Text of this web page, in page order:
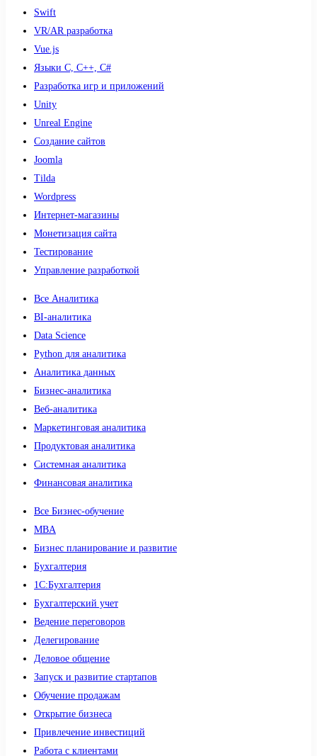
Swift
VR/AR разработка
Vue.js
Языки С, С++, С#
Разработка игр и приложений
Unity
Unreal Engine
Создание сайтов
Joomla
Tilda
Wordpress
Интернет-магазины
Монетизация сайта
Тестирование
Управление разработкой
Все Аналитика
BI-аналитика
Data Science
Python для аналитика
Аналитика данных
Бизнес-аналитика
Веб-аналитика
Маркетинговая аналитика
Продуктовая аналитика
Системная аналитика
Финансовая аналитика
Все Бизнес-обучение
MBA
Бизнес планирование и развитие
Бухгалтерия
1C:Бухгалтерия
Бухгалтерский учет
Ведение переговоров
Делегирование
Деловое общение
Запуск и развитие стартапов
Обучение продажам
Открытие бизнеса
Привлечение инвестиций
Работа с клиентами